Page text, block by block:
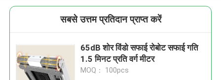
सबसे उत्तम प्रतिदान प्राप्त करें
65dB शोर विंडो सफाई रोबोट सफाई गति
1.5 मिनट प्रति वर्ग मीटर
MOQ： 100pcs